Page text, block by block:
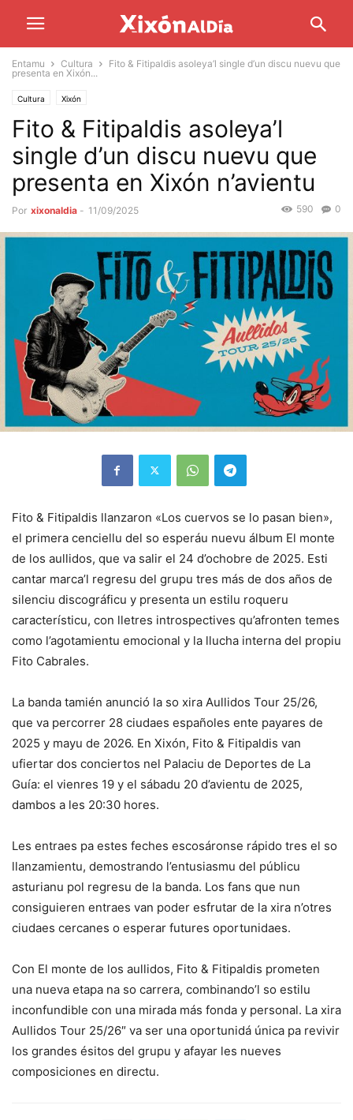
Entamu Cultura
Fito & Fitipaldis asoleya’l single d’un discu nuevu que
presenta en Xixón...
Cultura Xixón
Fito & Fitipaldis asoleya’l
single d’un discu nuevu que
presenta en Xixón n’avientu
Por xixonaldia - 11/09/2025 0
590
Fito & Fitipaldis llanzaron «Los cuervos se lo pasan bien»,
el primera cenciellu del so esperáu nuevu álbum El monte
de los aullidos, que va salir el 24 d’ochobre de 2025. Esti
cantar marca’l regresu del grupu tres más de dos años de
silenciu discográficu y presenta un estilu roqueru
característicu, con lletres introspectives qu’afronten temes
como l’agotamientu emocional y la llucha interna del propiu
Fito Cabrales.
La banda tamién anunció la so xira Aullidos Tour 25/26,
que va percorrer 28 ciudaes españoles ente payares de
2025 y mayu de 2026. En Xixón, Fito & Fitipaldis van
ufiertar dos conciertos nel Palaciu de Deportes de La
Guía: el vienres 19 y el sábadu 20 d’avientu de 2025,
dambos a les 20:30 hores.
Les entraes pa estes feches escosáronse rápido tres el so
llanzamientu, demostrando l’entusiasmu del públicu
asturianu pol regresu de la banda. Los fans que nun
consiguieren entraes van poder esfrutar de la xira n’otres
ciudaes cercanes o esperar futures oportunidaes.
Con El monte de los aullidos, Fito & Fitipaldis prometen
una nueva etapa na so carrera, combinando’l so estilu
inconfundible con una mirada más fonda y personal. La xira
Aullidos Tour 25/26″ va ser una oportunidá única pa revivir
los grandes ésitos del grupu y afayar les nueves
composiciones en directu.